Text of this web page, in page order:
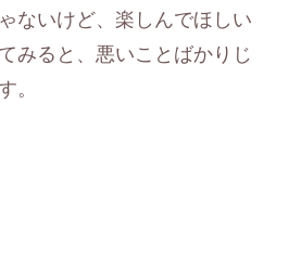
ないけど、楽しんでほしい
みると、悪いことばかりじ
。